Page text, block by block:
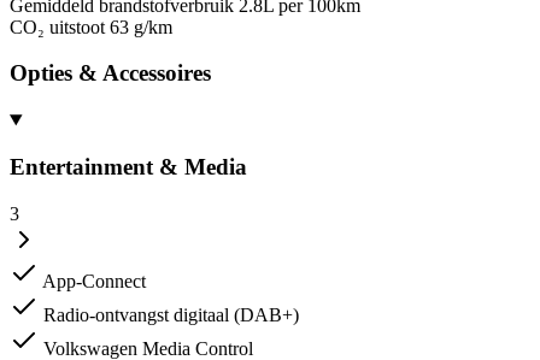
Gemiddeld brandstofverbruik 2.8L per 100km
CO₂ uitstoot 63 g/km
Opties & Accessoires
Entertainment & Media
3
App-Connect
Radio-ontvangst digitaal (DAB+)
Volkswagen Media Control